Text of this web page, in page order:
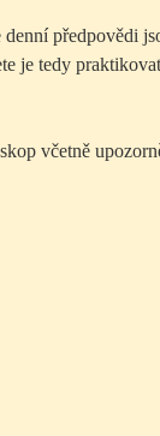
předpovědi
je tedy
včetně